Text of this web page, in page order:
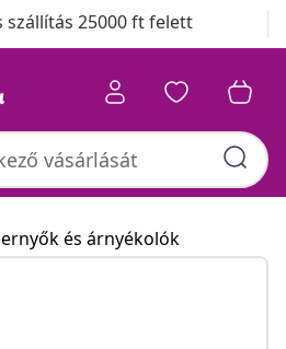
szállítás 25000 ft felett
és árnyékolók